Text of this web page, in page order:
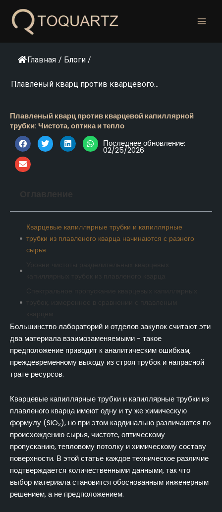
содержанию
Главная / Блоги /
Плавленый кварц против кварцевого...
Плавленый кварц против кварцевой капиллярной
трубки: Чистота, оптика и тепло
Последнее обновление:
02/25/2026
Кварцевые капиллярные трубки и капиллярные
трубки из плавленого кварца начинаются с разного
сырья
Тепловые характеристики кварцевых капиллярных
трубок по сравнению с плавленым кварцем
Механическая целостность и свойства поверхности
кварцевых капиллярных трубок
Химическая стойкость кварцевых капиллярных
Сценарии применения, позволяющие подобрать
кварцевые капиллярные трубки или плавленый кварц
Стандартные размеры и допуски на кварцевые
капиллярные трубки
Система выбора спецификаций кварцевых
капиллярных трубок по применению
Заключение
Большинство лабораторий и отделов закупок считают эти
два материала взаимозаменяемыми - такое
предположение приводит к аналитическим ошибкам,
преждевременному выходу из строя трубок и напрасной
трате ресурсов.
Кварцевые капиллярные трубки и капиллярные трубки из
плавленого кварца имеют одну и ту же химическую
формулу (SiO₂), но при этом кардинально различаются по
происхождению сырья, чистоте, оптическому
пропусканию, тепловому потолку и химическому составу
поверхности. В этой статье каждое техническое различие
подтверждается количественными данными, так что
выбор материала становится обоснованным инженерным
решением, а не предположением.